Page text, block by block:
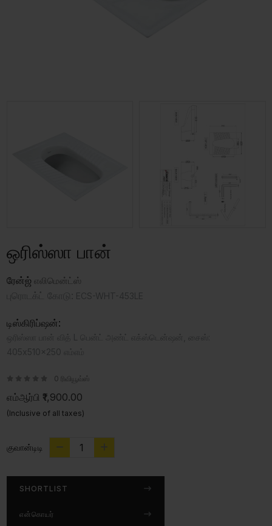
ஒரிஸ்ஸா பான்
ரேன்ஜ் எலிமென்ட்ஸ்
டிஸ்கிரிப்ஷன்:
0 ரிவியூவ்ஸ்
எம்ஆர்பி ₹1,900.00
(Inclusive of all taxes)
குவான்டிடி
SHORTLIST
என்கொயர்